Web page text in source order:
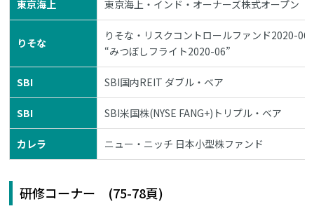
東京海上 東京海上・インド・オーナーズ株式オープン
りそな
りそな・リスクコントロールファンド2020-06
“みつぼしフライト2020-06”
SBI SBI国内REIT ダブル・ベア
SBI SBI米国株(NYSE FANG+)トリプル・ベア
カレラ ニュー・ニッチ 日本小型株ファンド
研修コーナー (75-78頁)